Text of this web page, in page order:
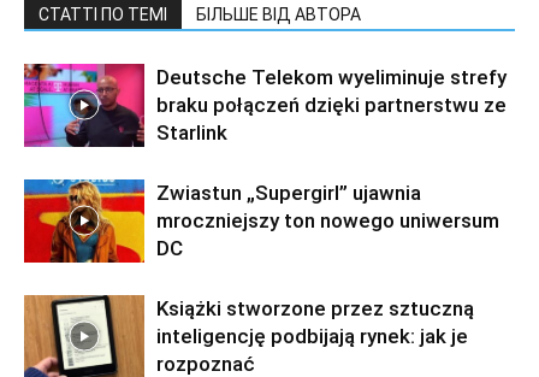
СТАТТІ ПО ТЕМІ БІЛЬШЕ ВІД АВТОРА
Deutsche Telekom wyeliminuje strefy
braku połączeń dzięki partnerstwu ze
Starlink
Zwiastun „Supergirl” ujawnia
mroczniejszy ton nowego uniwersum
DC
Książki stworzone przez sztuczną
inteligencję podbijają rynek: jak je
rozpoznać